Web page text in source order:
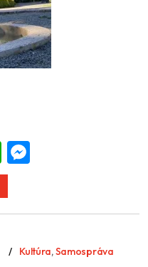
WhatsApp
Kultúra,Samospráva